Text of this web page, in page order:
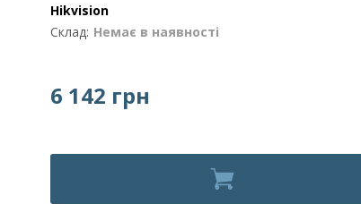
Hikvision
Склад: Немає в наявності
6 142 грн